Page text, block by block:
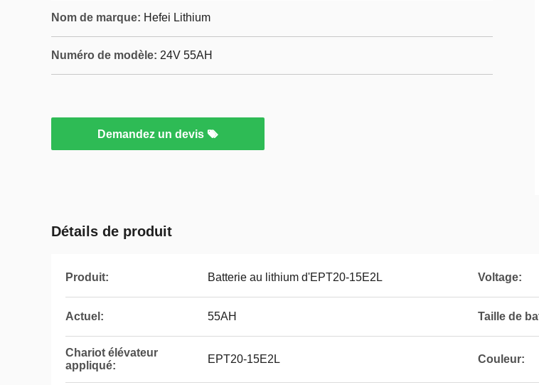
Nom de marque: Hefei Lithium
Numéro de modèle: 24V 55AH
Demandez un devis
Détails de produit
Produit: Batterie au lithium d'EPT20-15E2L Voltage:
Actuel: 55AH Taille de
Chariot élévateur
appliqué:
EPT20-15E2L Couleur: